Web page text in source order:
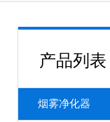
产品列表
烟雾净化器